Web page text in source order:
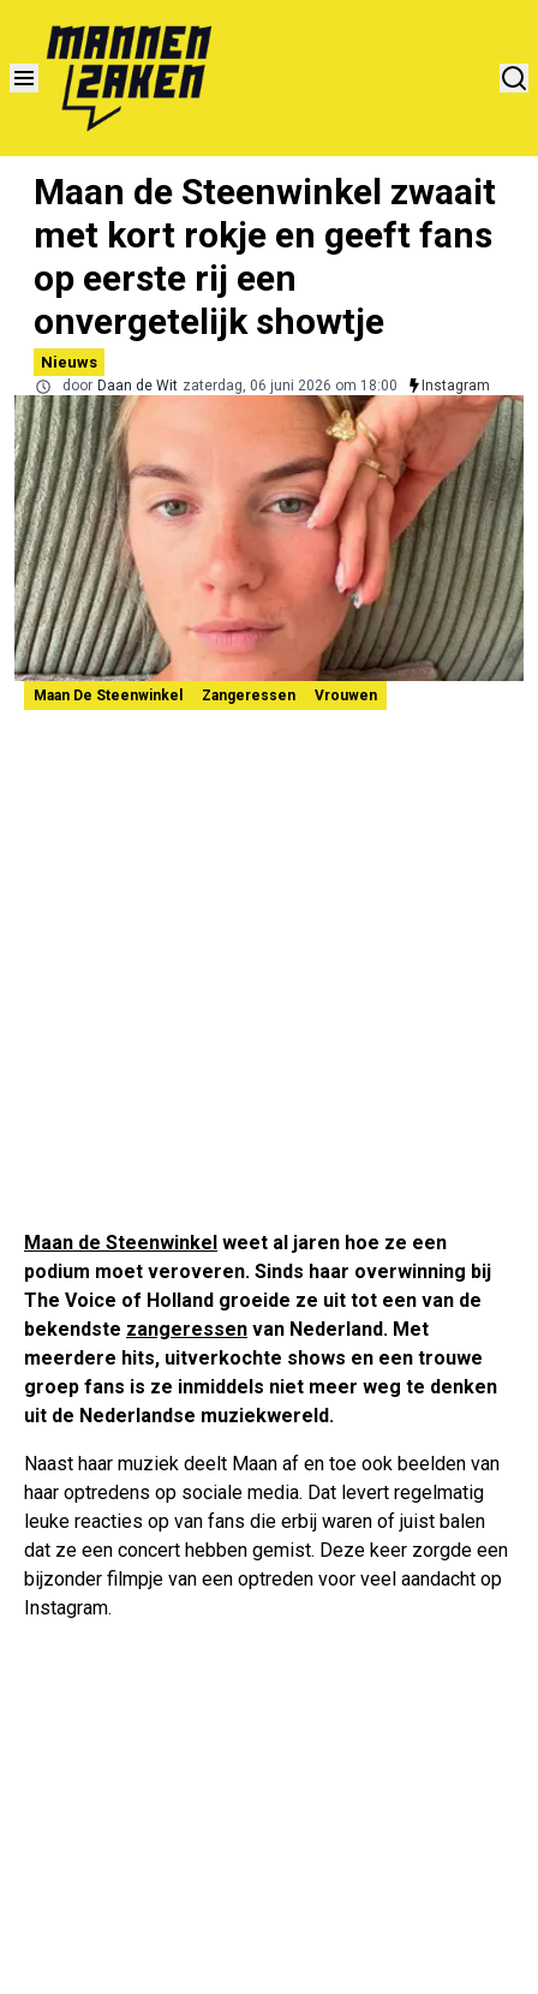
Maan de Steenwinkel zwaait
met kort rokje en geeft fans
op eerste rij een
onvergetelijk showtje
Nieuws
door Daan de Wit zaterdag, 06 juni 2026 om 18:00 Instagram
Maan De Steenwinkel Zangeressen Vrouwen
Maan de Steenwinkel weet al jaren hoe ze een
podium moet veroveren. Sinds haar overwinning bij
The Voice of Holland groeide ze uit tot een van de
bekendste zangeressen van Nederland. Met
meerdere hits, uitverkochte shows en een trouwe
groep fans is ze inmiddels niet meer weg te denken
uit de Nederlandse muziekwereld.
Naast haar muziek deelt Maan af en toe ook beelden van
haar optredens op sociale media. Dat levert regelmatig
leuke reacties op van fans die erbij waren of juist balen
dat ze een concert hebben gemist. Deze keer zorgde een
bijzonder filmpje van een optreden voor veel aandacht op
Instagram.